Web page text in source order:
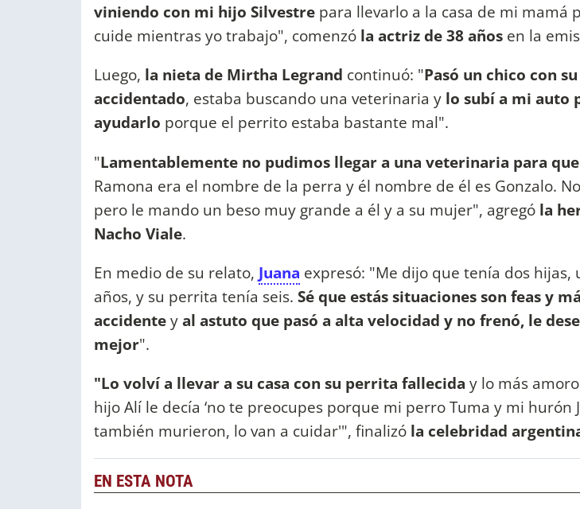
viniendo con mi hijo Silvestre para llevarlo a la casa de mi mamá
cuide mientras yo trabajo", comenzó la actriz de 38 años en la
Luego, la nieta de Mirtha Legrand continuó: "Pasó un chico con
accidentado, estaba buscando una veterinaria y lo subí a mi auto
ayudarlo porque el perrito estaba bastante mal".
"Lamentablemente no pudimos llegar a una veterinaria para
Ramona era el nombre de la perra y él nombre de él es Gonzalo.
pero le mando un beso muy grande a él y a su mujer", agregó la
Nacho Viale.
En medio de su relato, Juana expresó: "Me dijo que tenía dos hijas,
años, y su perrita tenía seis. Sé que estás situaciones son feas y
accidenteyal astuto que pasó a alta velocidad y no frenó, le
mejor".
"Lo volví a llevar a su casa con su perrita fallecida y lo más
hijo Alí le decía ‘no te preocupes porque mi perro Tuma y mi hurón
también murieron, lo van a cuidar'", finalizó la celebridad
EN ESTA NOTA